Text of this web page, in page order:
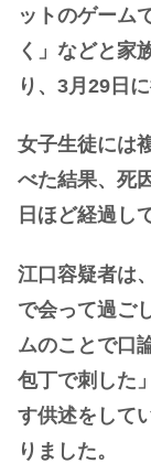
ットのゲーム
く」などと家
り、3月29日
女子生徒には
べた結果、死
日ほど経過し
江口容疑者は
で会って過ご
ムのことで口
包丁で刺した
す供述をして
りました。